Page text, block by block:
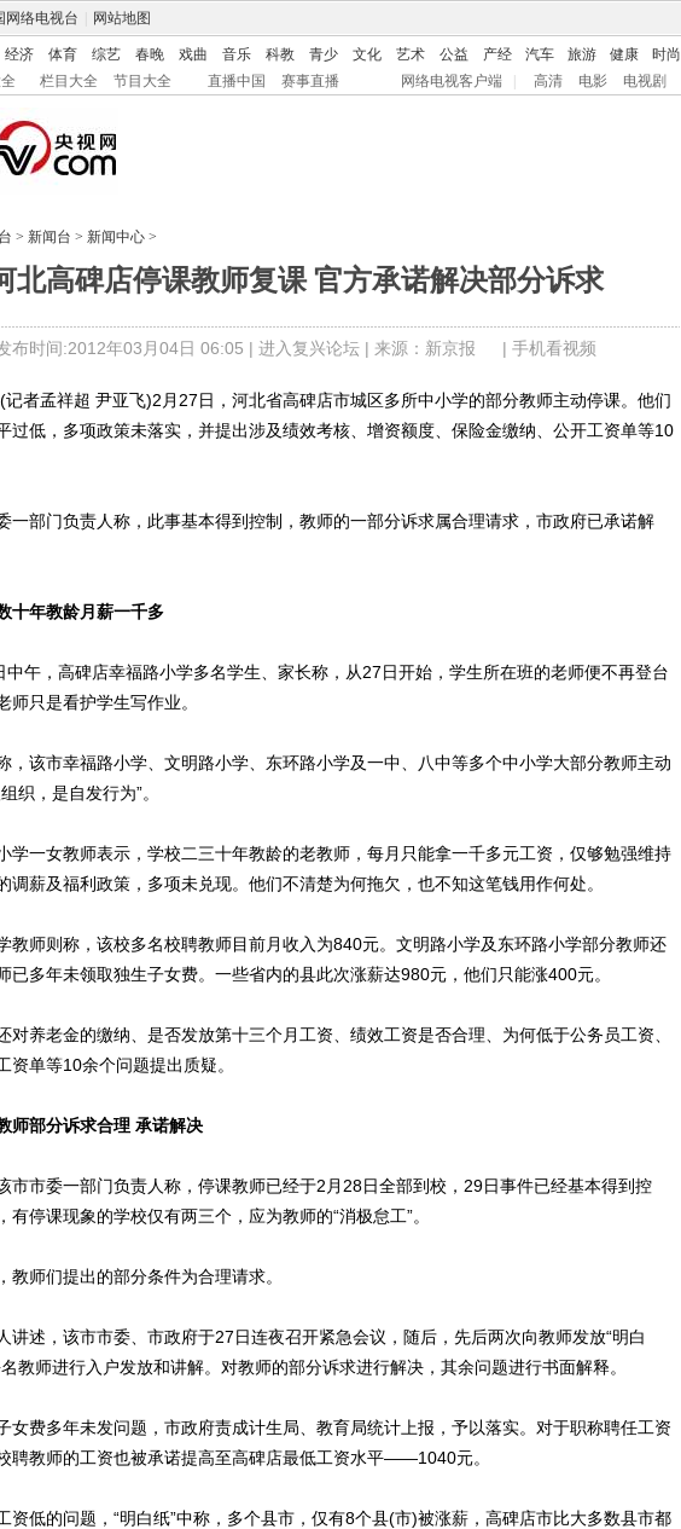
网络电视台 网站地图
经济 体育 综艺 春晚 戏曲 音乐 科教 青少 文化 艺术 公益 产经 汽车 旅游 健康 时尚
栏目大全 节目大全 直播中国 赛事直播 网络电视客户端 高清 电影 电视剧
> 新闻台 > 新闻中心 >
北高碑店停课教师复课 官方承诺解决部分诉求
布时间:2012年03月04日 06:05 | 进入复兴论坛| 来源：新京报 | 手机看视频
孟祥超 尹亚飞)2月27日，河北省高碑店市城区多所中小学的部分教师主动停课。他们
过低，多项政策未落实，并提出涉及绩效考核、增资额度、保险金缴纳、公开工资单等10
部门负责人称，此事基本得到控制，教师的一部分诉求属合理请求，市政府已承诺解
十年教龄月薪一千多
，高碑店幸福路小学多名学生、家长称，从27日开始，学生所在班的老师便不再登台
师只是看护学生写作业。
该市幸福路小学、文明路小学、东环路小学及一中、八中等多个中小学大部分教师主动
织，是自发行为”。
一女教师表示，学校二三十年教龄的老教师，每月只能拿一千多元工资，仅够勉强维持
调薪及福利政策，多项未兑现。他们不清楚为何拖欠，也不知这笔钱用作何处。
师则称，该校多名校聘教师目前月收入为840元。文明路小学及东环路小学部分教师还
已多年未领取独生子女费。一些省内的县此次涨薪达980元，他们只能涨400元。
养老金的缴纳、是否发放第十三个月工资、绩效工资是否合理、为何低于公务员工资、
资单等10余个问题提出质疑。
师部分诉求合理 承诺解决
市委一部门负责人称，停课教师已经于2月28日全部到校，29日事件已经基本得到控
有停课现象的学校仅有两三个，应为教师的“消极怠工”。
师们提出的部分条件为合理请求。
述，该市市委、市政府于27日连夜召开紧急会议，随后，先后两次向教师发放“明白
教师进行入户发放和讲解。对教师的部分诉求进行解决，其余问题进行书面解释。
费多年未发问题，市政府责成计生局、教育局统计上报，予以落实。对于职称聘任工资
聘教师的工资也被承诺提高至高碑店最低工资水平——1040元。
低的问题，“明白纸”中称，多个县市，仅有8个县(市)被涨薪，高碑店市比大多数县市都